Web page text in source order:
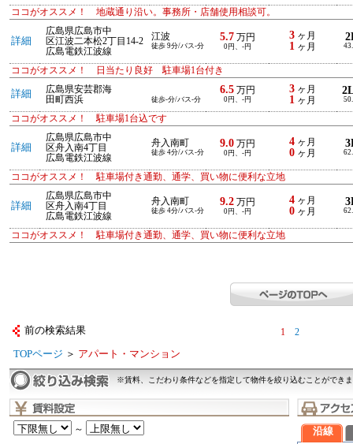
ココがオススメ！ 地蔵通り沿い。事務所・店舗使用相談可。
詳細
広島県広島市中
区江波二本松2丁目14-2
広島電鉄江波線
江波
徒歩 9分/バス-分
5.7万円
0円、-円
3 ヶ月
1 ヶ月
ココがオススメ！ 日当たり良好 駐車場1台付き
詳細
広島県安芸郡海
田町西浜
徒歩-分/バス-分
6.5万円
0円、-円
3 ヶ月
1 ヶ月
ココがオススメ！ 駐車場1台込です
詳細
広島県広島市中
区舟入南4丁目
広島電鉄江波線
舟入南町
徒歩 4分/バス-分
9.0万円
0円、-円
4 ヶ月
0 ヶ月
ココがオススメ！ 駐車場付き通勤、通学、買い物に便利な立地
詳細
広島県広島市中
区舟入南4丁目
広島電鉄江波線
舟入南町
徒歩 4分/バス-分
9.2万円
0円、-円
4 ヶ月
0 ヶ月
ココがオススメ！ 駐車場付き通勤、通学、買い物に便利な立地
前の検索結果 1 2
TOPページ ＞ アパート・マンション
※賃料、こだわり条件などを指定して物件を絞り込むことができ
～ 沿線